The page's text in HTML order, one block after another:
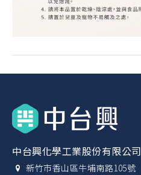
中台興化學工業股份有限公司
新竹市香山區牛埔南路105號